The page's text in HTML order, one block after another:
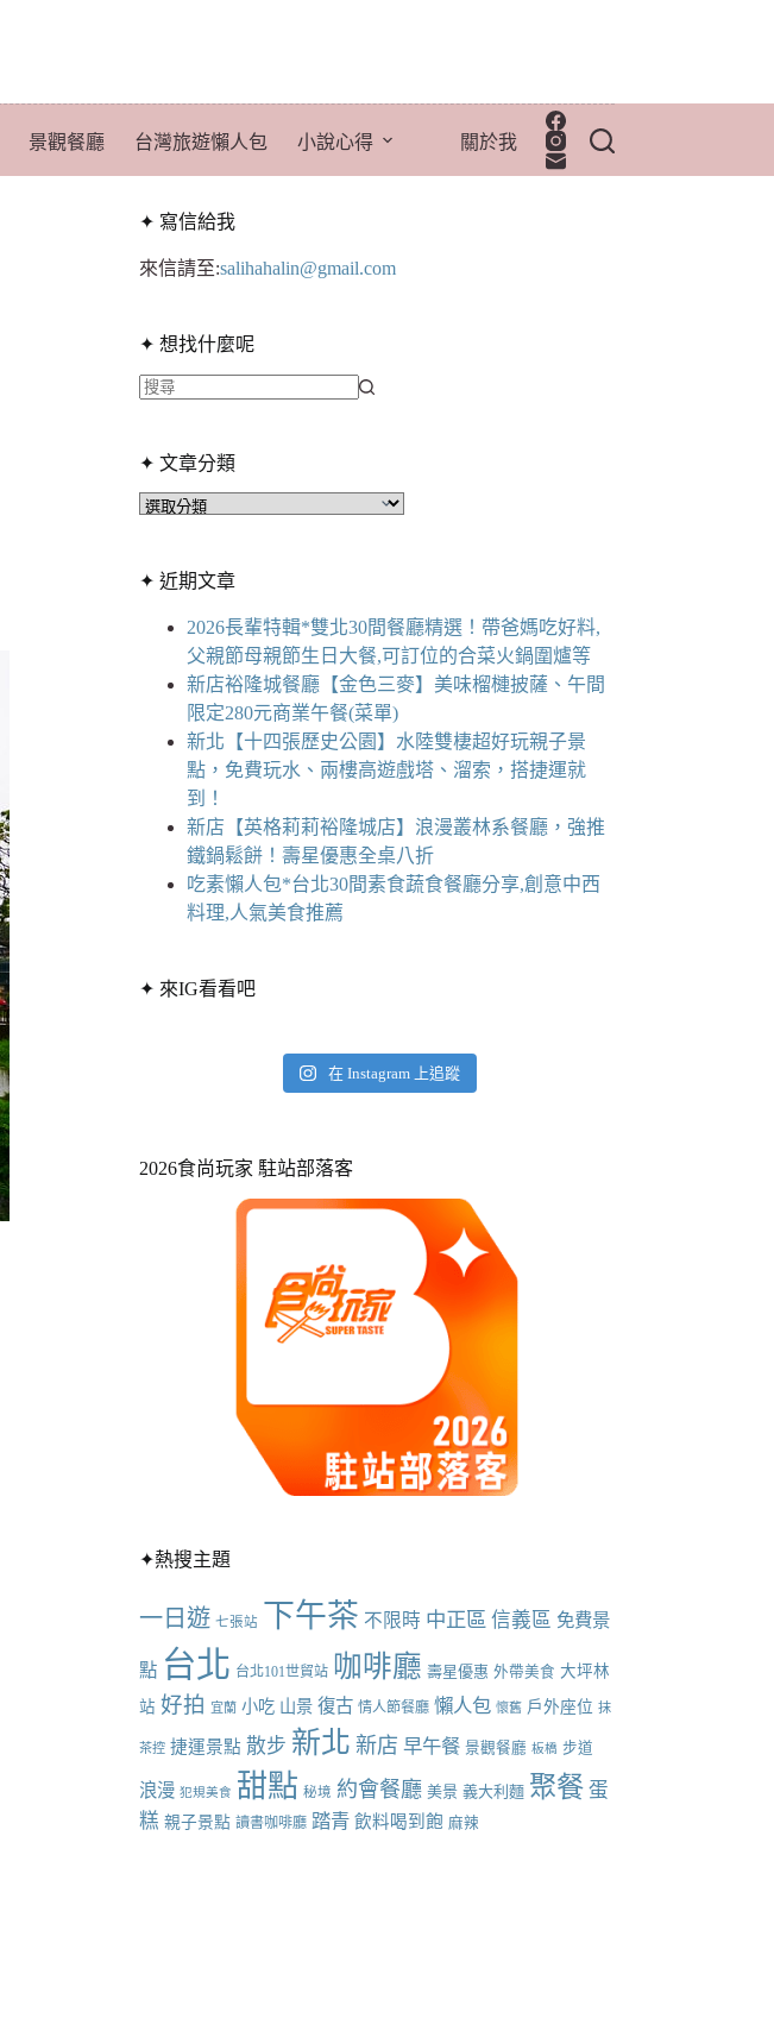
景觀餐廳 台灣旅遊懶人包 小說心得 關於我
✦ 寫信給我
來信請至:salihahalin@gmail.com
✦ 想找什麼呢
到
符
件
✦ 文章分類
✦
分
✦ 近期文章
2026長輩特輯*雙北30間餐廳精選！帶爸媽吃好料,
父親節母親節生日大餐,可訂位的合菜火鍋圍爐等
新店裕隆城餐廳【金色三麥】美味榴槤披薩、午間
限定280元商業午餐(菜單)
新北【十四張歷史公園】水陸雙棲超好玩親子景
點，免費玩水、兩樓高遊戲塔、溜索，搭捷運就
到！
新店【英格莉莉裕隆城店】浪漫叢林系餐廳，強推
鐵鍋鬆餅！壽星優惠全桌八折
吃素懶人包*台北30間素食蔬食餐廳分享,創意中西
料理,人氣美食推薦
✦ 來IG看看吧
在 Instagram 上追蹤
2026食尚玩家 駐站部落客
✦熱搜主題
一日遊 七張站 下午茶 不限時 中正區 信義區 免費景
點 台北 台北101世貿站 咖啡廳 壽星優惠 外帶美食 大坪林
站 好拍 宜蘭 小吃 山景 復古 情人節餐廳 懶人包 懷舊 戶外座位 抹
茶控 捷運景點 散步 新北 新店 早午餐 景觀餐廳 板橋 步道
浪漫 犯規美食 甜點 秘境 約會餐廳 美景 義大利麵 聚餐 蛋
糕 親子景點 讀書咖啡廳 踏青 飲料喝到飽 麻辣